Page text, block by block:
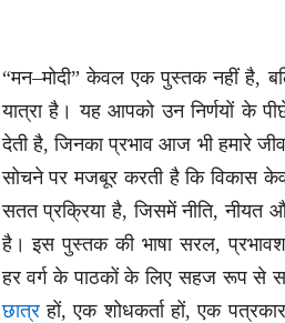
“मन–मोदी” केवल एक पुस्तक नहीं है,
यात्रा है। यह आपको उन निर्णयों के
देती है, जिनका प्रभाव आज भी हमारे
सोचने पर मजबूर करती है कि विकास
सतत प्रक्रिया है, जिसमें नीति, नीयत
है। इस पुस्तक की भाषा सरल,
हर वर्ग के पाठकों के लिए सहज रूप से
छात्र हों, एक शोधकर्ता हों, एक